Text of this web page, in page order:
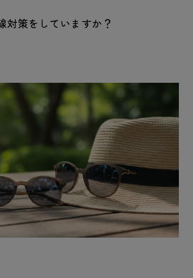
対策をしていますか？